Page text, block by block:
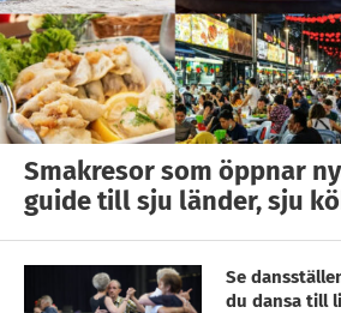
Smakresor som öppnar
guide till sju länder, sju
Se
du dansa till